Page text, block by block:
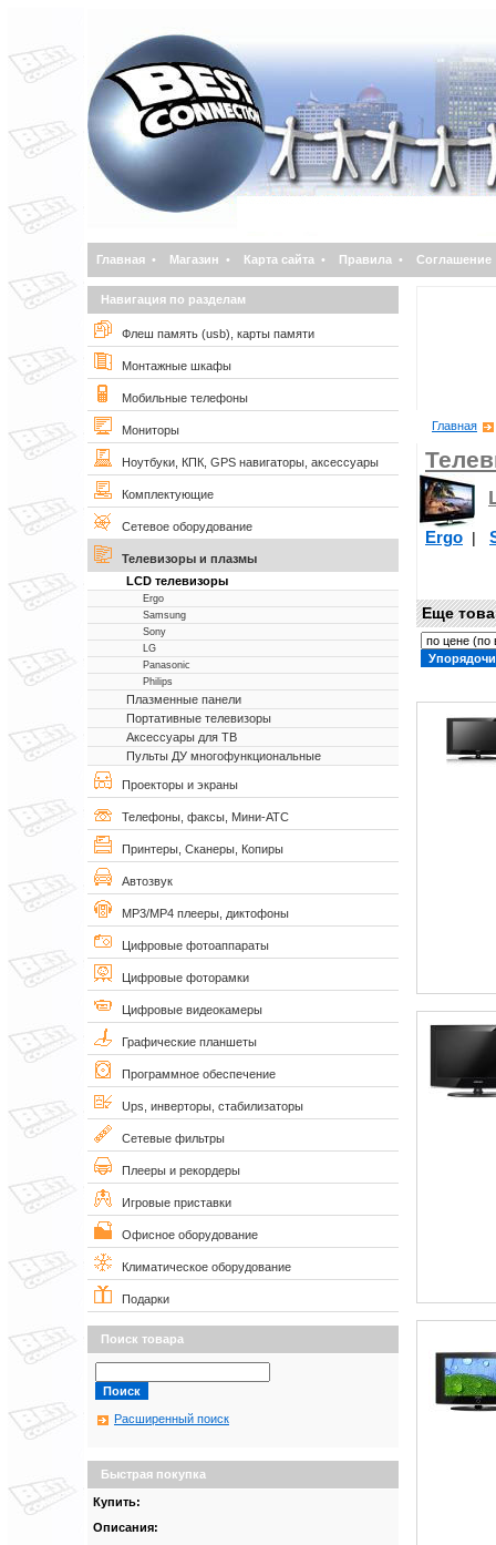
Главная • Магазин • Карта сайта • Правила • Соглашение
Навигация по разделам
Флеш память (usb), карты памяти
Монтажные шкафы
Мобильные телефоны
Мониторы
Ноутбуки, КПК, GPS навигаторы, аксессуары
Комплектующие
Сетевое оборудование
Телевизоры и плазмы
LCD телевизоры
Ergo
Samsung
Sony
LG
Panasonic
Philips
Плазменные панели
Портативные телевизоры
Аксессуары для ТВ
Пульты ДУ многофункциональные
Проекторы и экраны
Телефоны, факсы, Мини-АТС
Принтеры, Сканеры, Копиры
Автозвук
MP3/MP4 плееры, диктофоны
Цифровые фотоаппараты
Цифровые фоторамки
Цифровые видеокамеры
Графические планшеты
Программное обеспечение
Ups, инверторы, стабилизаторы
Сетевые фильтры
Плееры и рекордеры
Игровые приставки
Офисное оборудование
Климатическое оборудование
Подарки
Поиск товара
Расширенный поиск
Быстрая покупка
Купить:
Описания:
Главная
Ergo |
Еще